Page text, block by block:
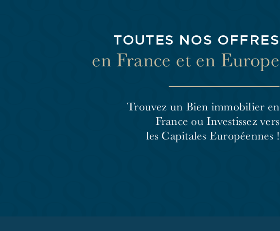
TOUTES NOS OFFRES
en France et en Europe
Trouvez un Bien immobilier en
France ou Investissez vers
les Capitales Européennes !